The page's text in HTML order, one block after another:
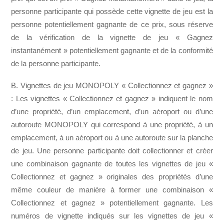
personne participante qui possède cette vignette de jeu est la
personne potentiellement gagnante de ce prix, sous réserve
de la vérification de la vignette de jeu « Gagnez
instantanément » potentiellement gagnante et de la conformité
de la personne participante.
B. Vignettes de jeu MONOPOLY « Collectionnez et gagnez »
: Les vignettes « Collectionnez et gagnez » indiquent le nom
d’une propriété, d’un emplacement, d’un aéroport ou d’une
autoroute MONOPOLY qui correspond à une propriété, à un
emplacement, à un aéroport ou à une autoroute sur la planche
de jeu. Une personne participante doit collectionner et créer
une combinaison gagnante de toutes les vignettes de jeu «
Collectionnez et gagnez » originales des propriétés d’une
même couleur de manière à former une combinaison «
Collectionnez et gagnez » potentiellement gagnante. Les
numéros de vignette indiqués sur les vignettes de jeu «